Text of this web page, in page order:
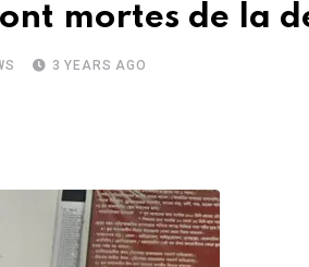
mortes de la
3 YEARS AGO